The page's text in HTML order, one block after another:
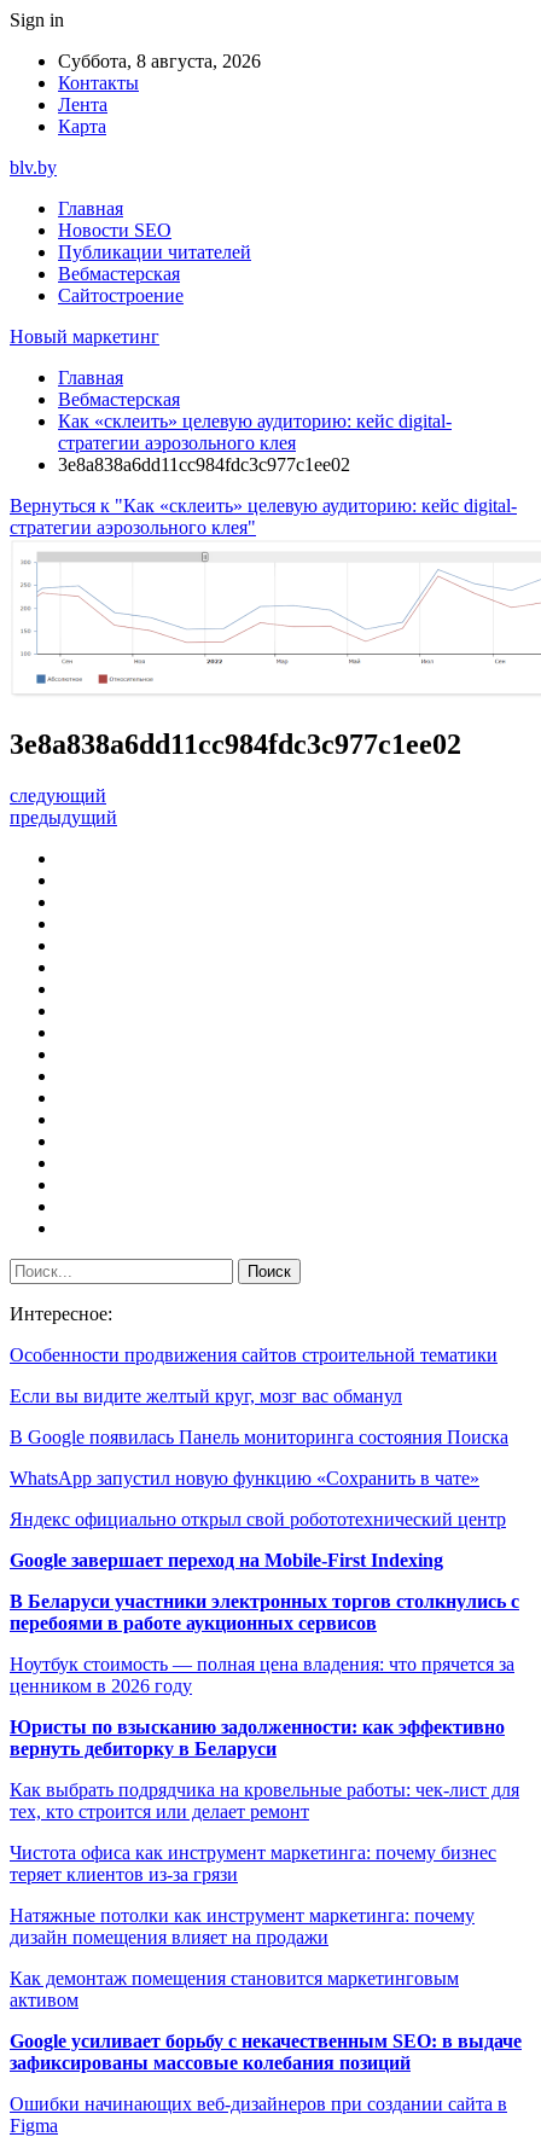
Sign in
Суббота, 8 августа, 2026
Контакты
Лента
Карта
blv.by
Главная
Новости SEO
Публикации читателей
Вебмастерская
Сайтостроение
Новый маркетинг
Главная
Вебмастерская
Как «склеить» целевую аудиторию: кейс digital-
стратегии аэрозольного клея
3e8a838a6dd11cc984fdc3c977c1ee02
Вернуться к "Как «склеить» целевую аудиторию: кейс digital-
стратегии аэрозольного клея"
3e8a838a6dd11cc984fdc3c977c1ee02
следующий
предыдущий
Интересное:
Особенности продвижения сайтов строительной тематики
Если вы видите желтый круг, мозг вас обманул
В Google появилась Панель мониторинга состояния Поиска
WhatsApp запустил новую функцию «Сохранить в чате»
Яндекс официально открыл свой робототехнический центр
Google завершает переход на Mobile-First Indexing
В Беларуси участники электронных торгов столкнулись с
перебоями в работе аукционных сервисов
Ноутбук стоимость — полная цена владения: что прячется за
ценником в 2026 году
Юристы по взысканию задолженности: как эффективно
вернуть дебиторку в Беларуси
Как выбрать подрядчика на кровельные работы: чек-лист для
тех, кто строится или делает ремонт
Чистота офиса как инструмент маркетинга: почему бизнес
теряет клиентов из-за грязи
Натяжные потолки как инструмент маркетинга: почему
дизайн помещения влияет на продажи
Как демонтаж помещения становится маркетинговым
активом
Google усиливает борьбу с некачественным SEO: в выдаче
зафиксированы массовые колебания позиций
Ошибки начинающих веб-дизайнеров при создании сайта в
Figma